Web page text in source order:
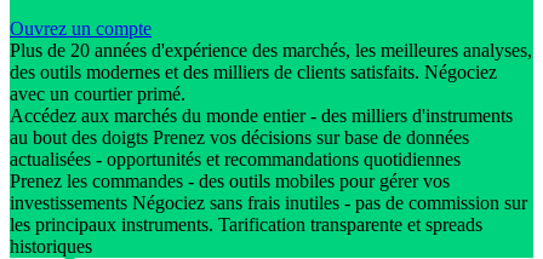
Ouvrez un compte
Plus de 20 années d'expérience des marchés, les meilleures analyses,
des outils modernes et des milliers de clients satisfaits. Négociez
avec un courtier primé.
Accédez aux marchés du monde entier - des milliers d'instruments
au bout des doigts Prenez vos décisions sur base de données
actualisées - opportunités et recommandations quotidiennes
Prenez les commandes - des outils mobiles pour gérer vos
investissements Négociez sans frais inutiles - pas de commission sur
les principaux instruments. Tarification transparente et spreads
historiques